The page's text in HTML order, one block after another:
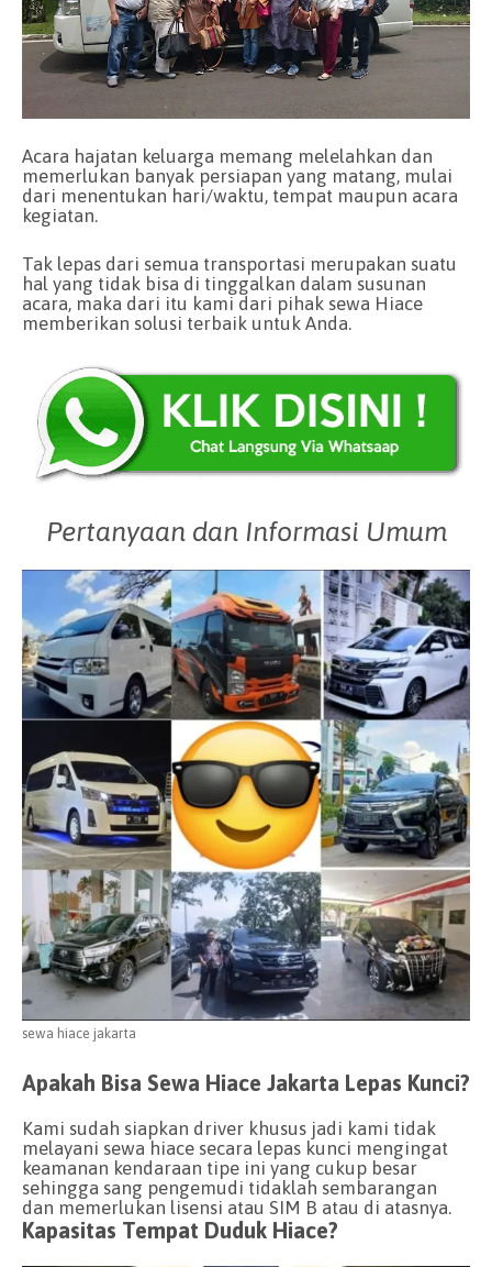
Acara hajatan keluarga memang melelahkan dan
memerlukan banyak persiapan yang matang, mulai
dari menentukan hari/waktu, tempat maupun acara
kegiatan.
Tak lepas dari semua transportasi merupakan suatu
hal yang tidak bisa di tinggalkan dalam susunan
acara, maka dari itu kami dari pihak sewa Hiace
memberikan solusi terbaik untuk Anda.
Pertanyaan dan Informasi Umum
sewa hiace jakarta
Apakah Bisa Sewa Hiace Jakarta Lepas Kunci?
Kami sudah siapkan driver khusus jadi kami tidak
melayani sewa hiace secara lepas kunci mengingat
keamanan kendaraan tipe ini yang cukup besar
sehingga sang pengemudi tidaklah sembarangan
dan memerlukan lisensi atau SIM B atau di atasnya.
Kapasitas Tempat Duduk Hiace?